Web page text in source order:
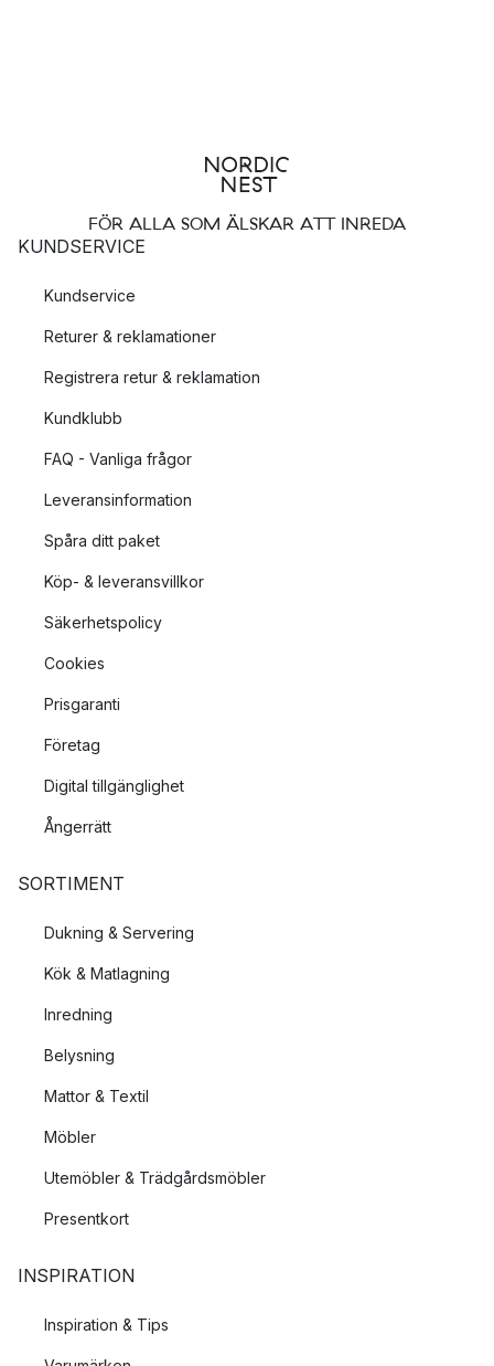
FÖR ALLA SOM ÄLSKAR ATT INREDA
KUNDSERVICE
Kundservice
Returer & reklamationer
Registrera retur & reklamation
Kundklubb
FAQ - Vanliga frågor
Leveransinformation
Spåra ditt paket
Köp- & leveransvillkor
Säkerhetspolicy
Cookies
Prisgaranti
Företag
Digital tillgänglighet
Ångerrätt
SORTIMENT
Dukning & Servering
Kök & Matlagning
Inredning
Belysning
Mattor & Textil
Möbler
Utemöbler & Trädgårdsmöbler
Presentkort
INSPIRATION
Inspiration & Tips